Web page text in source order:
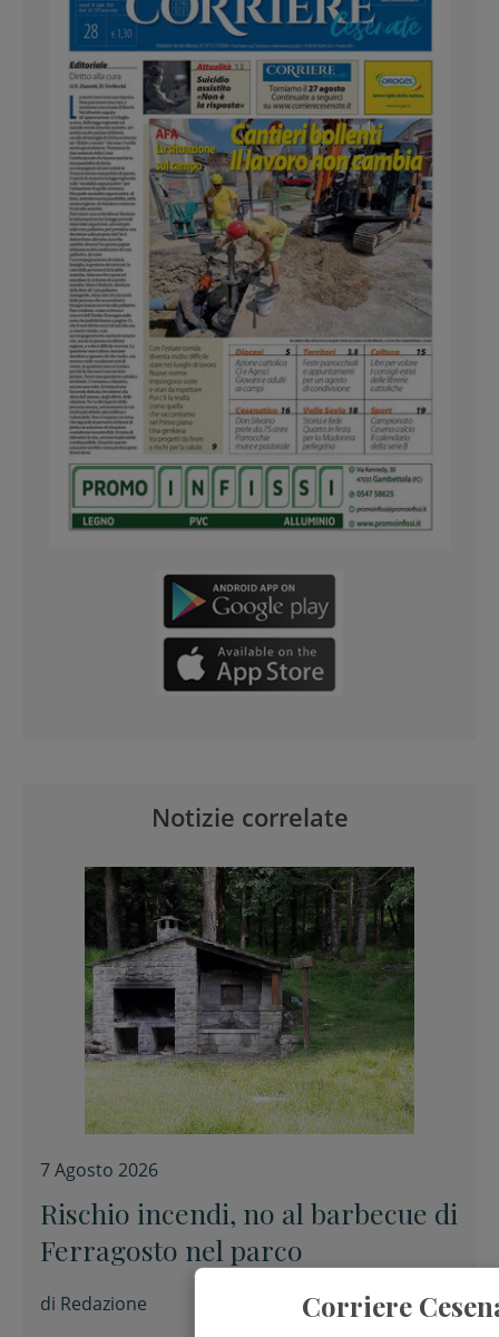
Notizie correlate
7 Agosto 2026
Rischio incendi, no al barbecue di
Ferragosto nel parco
di Redazione Corriere